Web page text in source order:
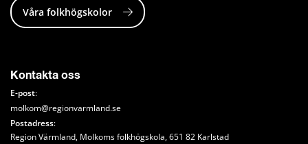
Våra folkhögskolor
Kontakta oss
E-post:
molkom@regionvarmland.se
Postadress:
Region Värmland, Molkoms folkhögskola, 651 82 Karlstad